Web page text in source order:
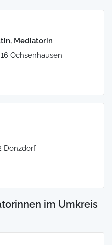
Mediatorin
Ochsenhausen
Donzdorf
im Umkreis